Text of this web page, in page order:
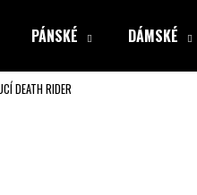
PÁNSKÉ DÁMSKÉ
DEATH RIDERCo potřebujete najít?